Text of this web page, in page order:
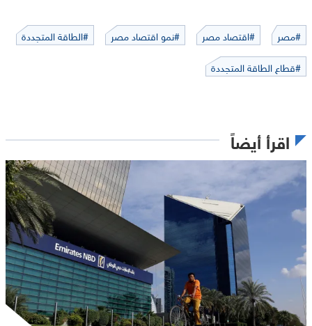
#مصر #اقتصاد مصر #نمو اقتصاد مصر
#الطاقة المتجددة
#قطاع الطاقة المتجددة
اقرأ أيضاً